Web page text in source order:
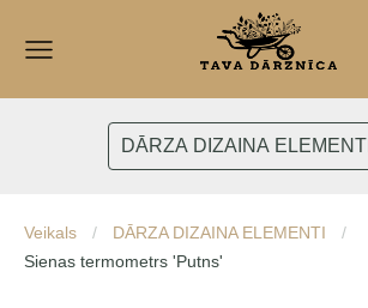
DĀRZA DIZAINA ELEMENTI
Veikals
DĀRZA DIZAINA ELEMENTI
Sienas termometrs 'Putns'